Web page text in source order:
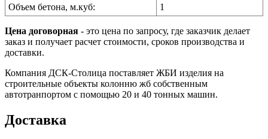
Объем бетона, м.куб:
1
Цена договорная - это цена по запросу, где заказчик делает
заказ и получает расчет стоимости, сроков производства и
доставки.
Компания ДСК-Столица поставляет ЖБИ изделия на
строительные объекты колонню жб собственным
автотранпортом с помощью 20 и 40 тонных машин.
Доставка